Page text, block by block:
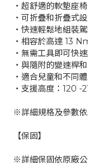
‧超舒適的軟墊座
‧可折疊和折疊式
‧快速輕鬆地組裝
‧相容於高達 13
‧無需工具即可快
‧與隨附的變速桿
‧適合兒童和不同
‧支援高度：120 -
※詳細規格及參數
【保固】
※詳細保固依原廠